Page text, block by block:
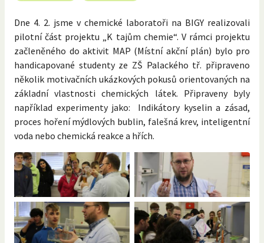
Dne 4. 2. jsme v chemické laboratoři na BIGY realizovali
pilotní část projektu „K tajům chemie“. V rámci projektu
začleněného do aktivit MAP (Místní akční plán) bylo pro
handicapované studenty ze ZŠ Palackého tř. připraveno
několik motivačních ukázkových pokusů orientovaných na
základní vlastnosti chemických látek. Připraveny byly
například experimenty jako: Indikátory kyselin a zásad,
proces hoření mýdlových bublin, falešná krev, inteligentní
voda nebo chemická reakce a hřích.